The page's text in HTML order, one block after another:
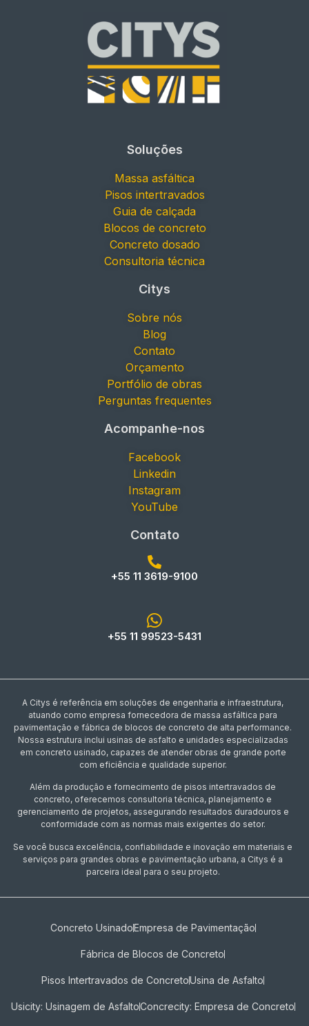
Soluções
Massa asfáltica
Pisos intertravados
Guia de calçada
Blocos de concreto
Concreto dosado
Consultoria técnica
Citys
Sobre nós
Blog
Contato
Orçamento
Portfólio de obras
Perguntas frequentes
Acompanhe-nos
Facebook
Linkedin
Instagram
YouTube
Contato
+55 11 3619-9100
+55 11 99523-5431
A Citys é referência em soluções de engenharia e infraestrutura,
atuando como empresa fornecedora de massa asfáltica para
pavimentação e fábrica de blocos de concreto de alta performance.
Nossa estrutura inclui usinas de asfalto e unidades especializadas
em concreto usinado, capazes de atender obras de grande porte
com eficiência e qualidade superior.
Além da produção e fornecimento de pisos intertravados de
concreto, oferecemos consultoria técnica, planejamento e
gerenciamento de projetos, assegurando resultados duradouros e
conformidade com as normas mais exigentes do setor.
Se você busca excelência, confiabilidade e inovação em materiais e
serviços para grandes obras e pavimentação urbana, a Citys é a
parceira ideal para o seu projeto.
Concreto UsinadoEmpresa de Pavimentação
Fábrica de Blocos de Concreto
Pisos Intertravados de Concreto​Usina de Asfalto
Usicity: Usinagem de AsfaltoConcrecity: Empresa de Concreto